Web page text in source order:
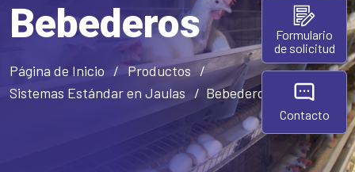
Bebederos
Página de Inicio
Productos
Sistemas Estándar en Jaulas
Bebederos
Formulario
de solicitud
Contacto